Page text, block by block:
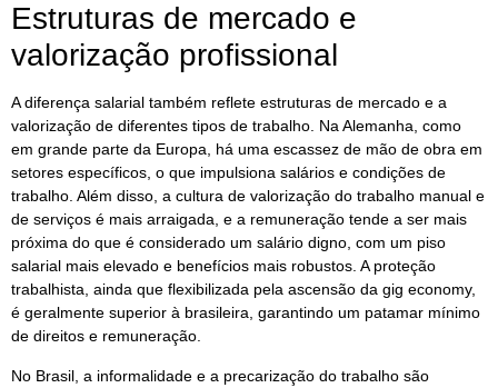
Estruturas de mercado e
valorização profissional
A diferença salarial também reflete estruturas de mercado e a
valorização de diferentes tipos de trabalho. Na Alemanha, como
em grande parte da Europa, há uma escassez de mão de obra em
setores específicos, o que impulsiona salários e condições de
trabalho. Além disso, a cultura de valorização do trabalho manual e
de serviços é mais arraigada, e a remuneração tende a ser mais
próxima do que é considerado um salário digno, com um piso
salarial mais elevado e benefícios mais robustos. A proteção
trabalhista, ainda que flexibilizada pela ascensão da gig economy,
é geralmente superior à brasileira, garantindo um patamar mínimo
de direitos e remuneração.
No Brasil, a informalidade e a precarização do trabalho são